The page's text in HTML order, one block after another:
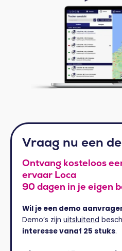
Vraag nu een
Ontvang kosteloos
ervaar Loca
90 dagen in je eigen
Wil je een demo
Demo’s zijn uitsluitend
interesse vanaf 25 stuks.